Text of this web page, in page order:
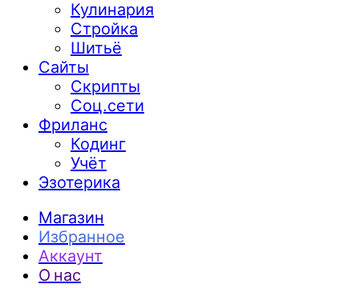
Кулинария
Стройка
Шитьё
Сайты
Скрипты
Соц.сети
Фриланс
Кодинг
Учёт
Эзотерика
Магазин
Избранное
Аккаунт
О нас